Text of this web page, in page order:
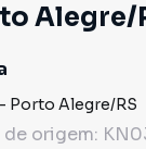
Alegre/
- Porto Alegre/RS
origem: